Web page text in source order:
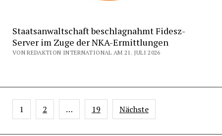
Staatsanwaltschaft beschlagnahmt Fidesz-
Server im Zuge der NKA-Ermittlungen
VON REDAKTION INTERNATIONAL AM 21. JULI 2026
Seitennummerierung
der
1 2 … 19 Nächste